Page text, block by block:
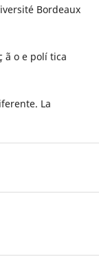
Bordeaux
ã o e polí tica
La